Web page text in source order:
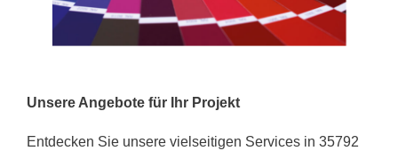
Unsere Angebote für Ihr Projekt
Entdecken Sie unsere vielseitigen Services in 35792